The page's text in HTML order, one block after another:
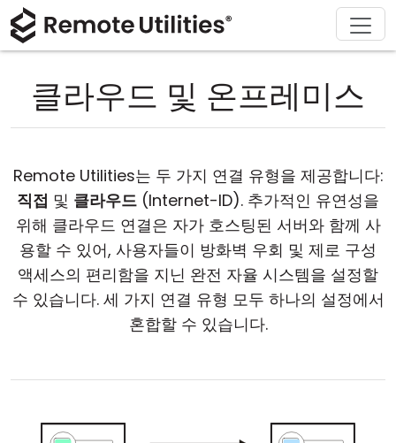
클라우드 및 온프레미스
Remote Utilities는 두 가지 연결 유형을 제공합니다:
직접 및 클라우드 (Internet-ID). 추가적인 유연성을
위해 클라우드 연결은 자가 호스팅된 서버와 함께 사
용할 수 있어, 사용자들이 방화벽 우회 및 제로 구성
액세스의 편리함을 지닌 완전 자율 시스템을 설정할
수 있습니다. 세 가지 연결 유형 모두 하나의 설정에서
혼합할 수 있습니다.
제품
보안
릴리즈 노트
연결 모드
무인 액세스
Active Directory 지원
MSI 구성
클라우드 & 온프레미스
솔루션
제조 및 소매업
교육 및 정부
정보 기술
다운로드
macOS
iOS/Android
구매
라이선스 어시스턴트
지원
문서
회사 소개
보도 자료실